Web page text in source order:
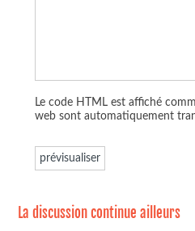
Le code HTML est affiché
web sont automatiquement
La discussion continue ailleurs